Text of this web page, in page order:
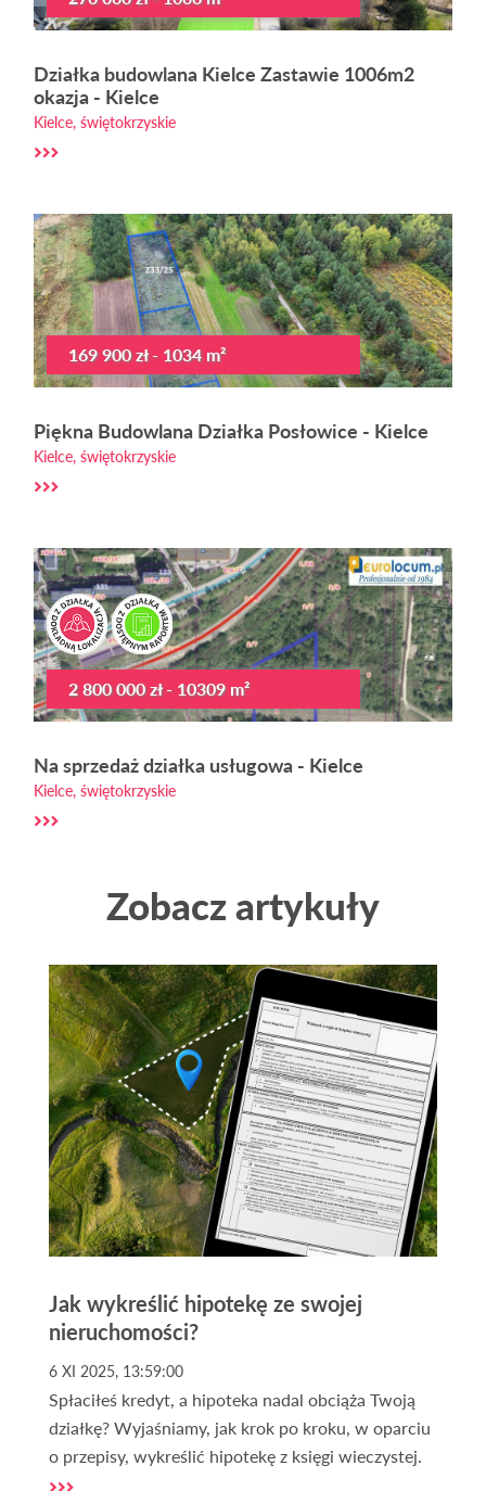
Działka budowlana Kielce Zastawie 1006m2
okazja - Kielce
Kielce, świętokrzyskie
169 900 zł - 1034 m²
Piękna Budowlana Działka Posłowice - Kielce
Kielce, świętokrzyskie
2 800 000 zł - 10309 m²
Na sprzedaż działka usługowa - Kielce
Kielce, świętokrzyskie
Zobacz artykuły
Jak wykreślić hipotekę ze swojej
nieruchomości?
6 XI 2025, 13:59:00
Spłaciłeś kredyt, a hipoteka nadal obciąża Twoją
działkę? Wyjaśniamy, jak krok po kroku, w oparciu
o przepisy, wykreślić hipotekę z księgi wieczystej.